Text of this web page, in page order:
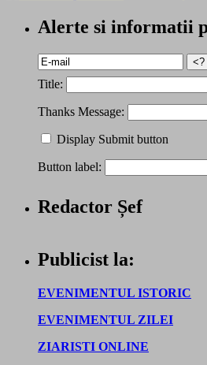
Alerte si informatii
Title:
Thanks Message:
Display Submit button
Button label:
Redactor Șef
Publicist la:
EVENIMENTUL ISTORIC
EVENIMENTUL ZILEI
ZIARISTI ONLINE